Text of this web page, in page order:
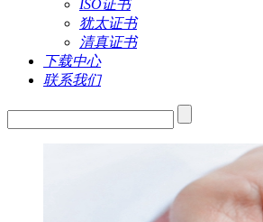
ISO证书
犹太证书
清真证书
下载中心
联系我们